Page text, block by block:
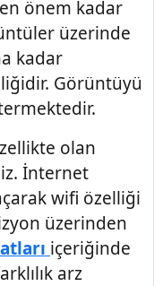
önem kadar
üzerinde
kadar
Görüntüyü
olan
İnternet
wifi özelliği
üzerinden
içeriğinde
arz